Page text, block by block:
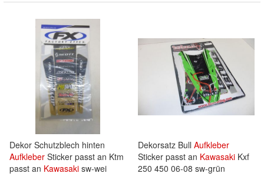
Dekor Schutzblech hinten
Aufkleber Sticker passt an Ktm
passt an Kawasaki sw-wei
Dekorsatz Bull Aufkleber
Sticker passt an Kawasaki Kxf
250 450 06-08 sw-grün